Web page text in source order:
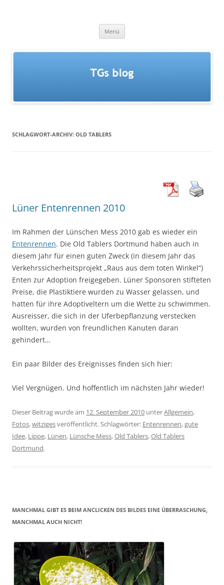
Menü
SCHLAGWORT-ARCHIV: OLD TABLERS
Lüner Entenrennen 2010
Im Rahmen der Lünschen Mess 2010 gab es wieder ein
Entenrennen. Die Old Tablers Dortmund haben auch in
diesem Jahr für einen guten Zweck (in diesem Jahr das
Verkehrssicherheitsprojekt „Raus aus dem toten Winkel“)
Enten zur Adoption freigegeben. Lüner Sponsoren stifteten
Preise, die Plastiktiere wurden zu Wasser gelassen, und
hatten für ihre Adoptiveltern um die Wette zu schwimmen.
Ausreisser, die sich in der Uferbepflanzung verstecken
wollten, wurden von freundlichen Kanuten daran
gehindert…
Ein paar Bilder des Ereignisses finden sich hier:
Viel Vergnügen. Und hoffentlich im nächsten Jahr wieder!
Dieser Beitrag wurde am 12. September 2010 unterAllgemein,
Fotos,witzigesveröffentlicht. Schlagwörter: Entenrennen,gute
Idee, Lippe, Lünen, Lünsche Mess,Old Tablers,Old Tablers
Dortmund.
MANCHMAL GIBT ES BEIM ANCLICKEN DES BILDES EINE ÜBERRASCHUNG,
MANCHMAL AUCH NICHT!